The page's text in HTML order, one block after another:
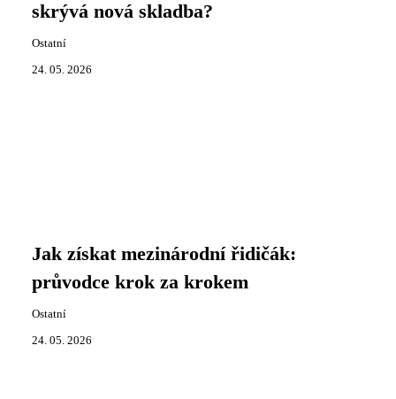
skrývá nová skladba?
Ostatní
24. 05. 2026
Jak získat mezinárodní řidičák:
průvodce krok za krokem
Ostatní
24. 05. 2026